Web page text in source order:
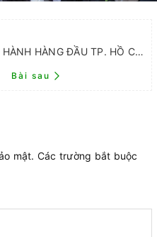
TOP 10 CÔNG TY DU LỊCH LỮ HÀNH HÀNG ĐẦU TP. HỒ CHÍ MINH
Bài sau
mật. Các trường bắt buộc